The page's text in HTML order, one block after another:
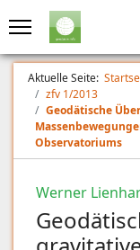
Aktuelle Seite:
zfv 1/2013
Geodätische
Observatoriums
Werner